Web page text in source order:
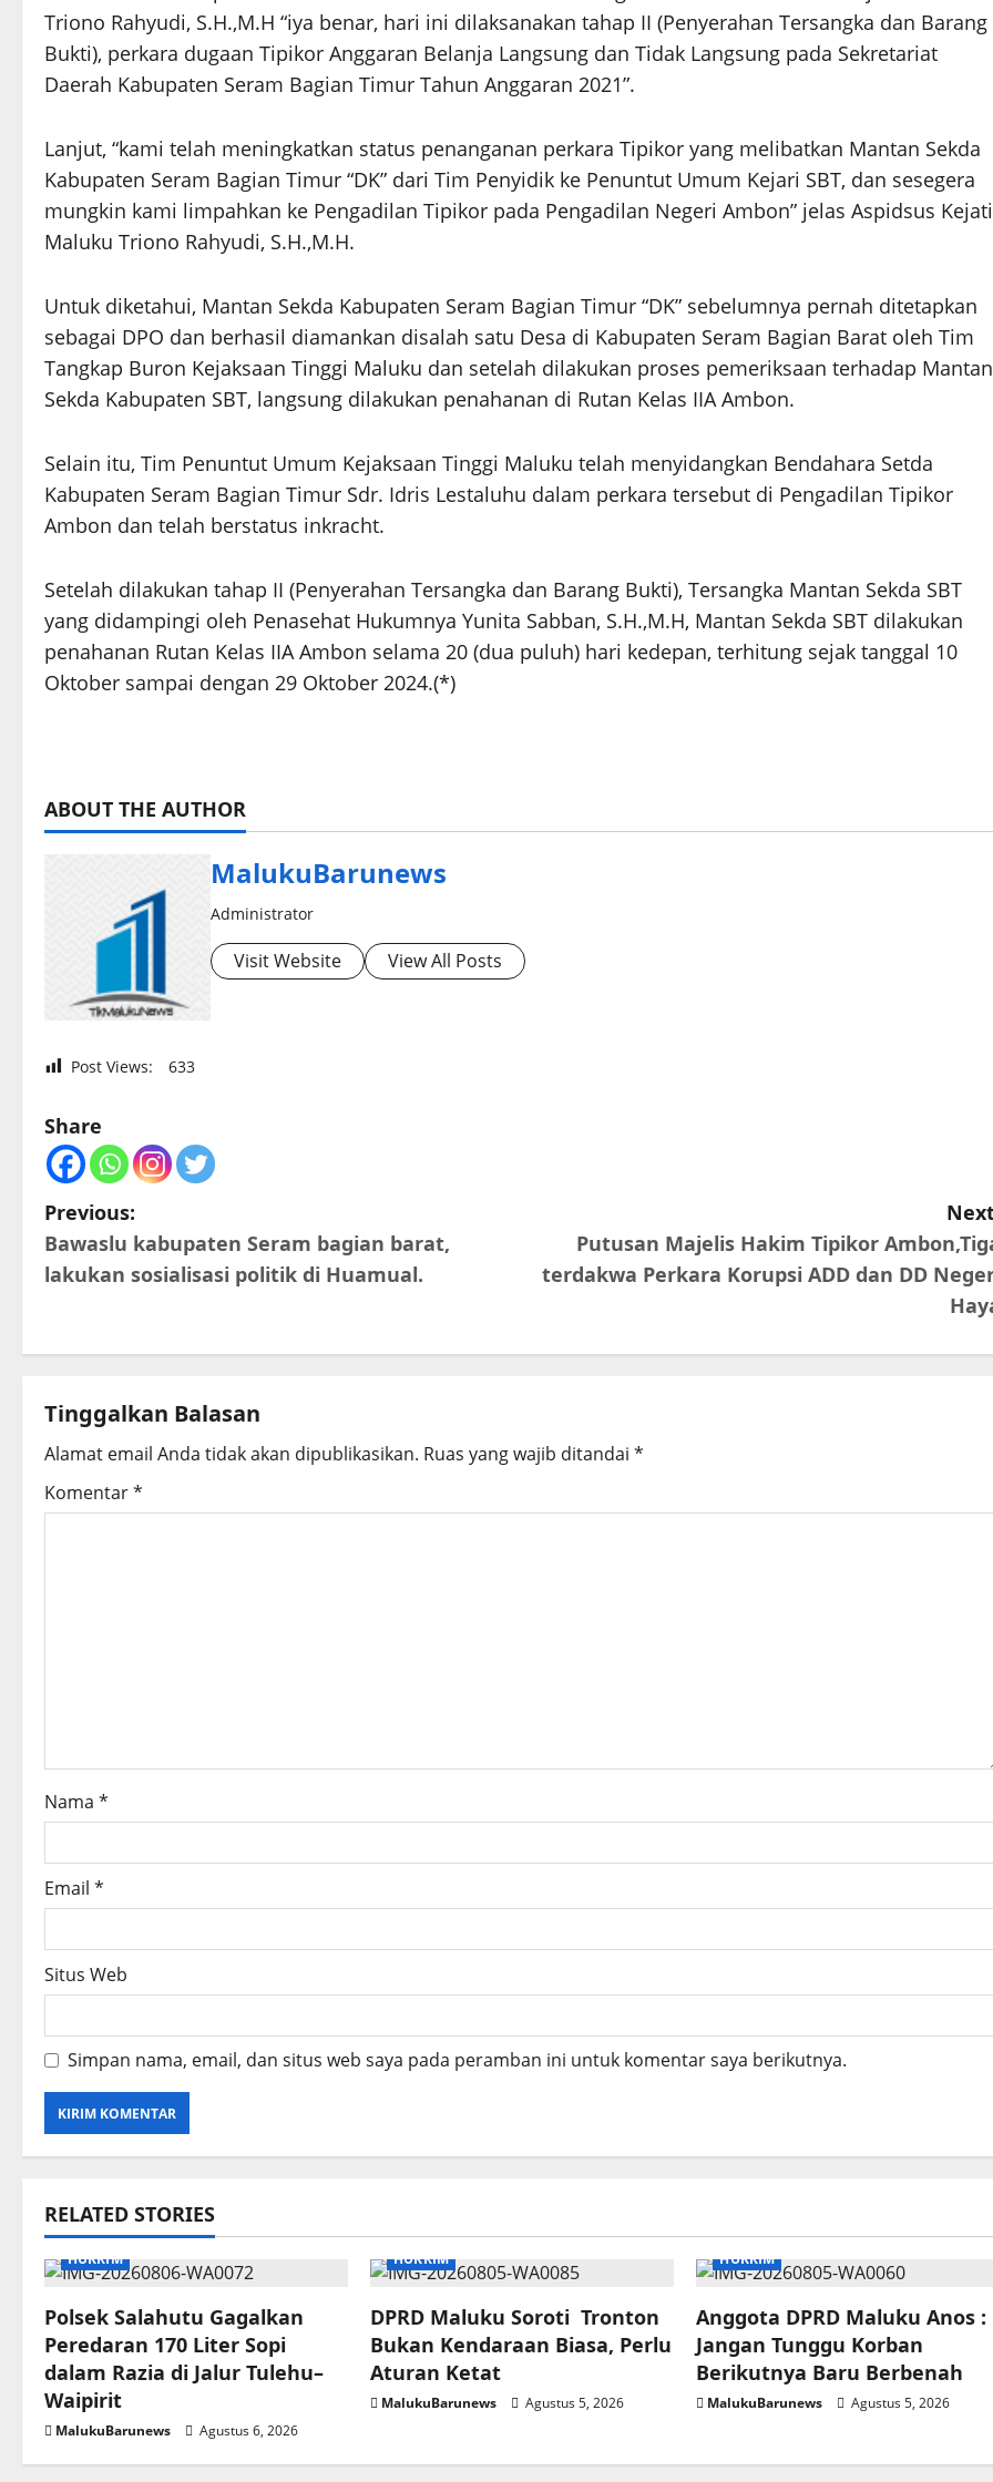
Triono Rahyudi, S.H.,M.H “iya benar, hari ini dilaksanakan tahap II (Penyerahan Tersangka dan Barang
Bukti), perkara dugaan Tipikor Anggaran Belanja Langsung dan Tidak Langsung pada Sekretariat
Daerah Kabupaten Seram Bagian Timur Tahun Anggaran 2021”.
Lanjut, “kami telah meningkatkan status penanganan perkara Tipikor yang melibatkan Mantan Sekda
Kabupaten Seram Bagian Timur “DK” dari Tim Penyidik ke Penuntut Umum Kejari SBT, dan sesegera
mungkin kami limpahkan ke Pengadilan Tipikor pada Pengadilan Negeri Ambon” jelas Aspidsus Kejati
Maluku Triono Rahyudi, S.H.,M.H.
Untuk diketahui, Mantan Sekda Kabupaten Seram Bagian Timur “DK” sebelumnya pernah ditetapkan
sebagai DPO dan berhasil diamankan disalah satu Desa di Kabupaten Seram Bagian Barat oleh Tim
Tangkap Buron Kejaksaan Tinggi Maluku dan setelah dilakukan proses pemeriksaan terhadap Mantan
Sekda Kabupaten SBT, langsung dilakukan penahanan di Rutan Kelas IIA Ambon.
Selain itu, Tim Penuntut Umum Kejaksaan Tinggi Maluku telah menyidangkan Bendahara Setda
Kabupaten Seram Bagian Timur Sdr. Idris Lestaluhu dalam perkara tersebut di Pengadilan Tipikor
Ambon dan telah berstatus inkracht.
Setelah dilakukan tahap II (Penyerahan Tersangka dan Barang Bukti), Tersangka Mantan Sekda SBT
yang didampingi oleh Penasehat Hukumnya Yunita Sabban, S.H.,M.H, Mantan Sekda SBT dilakukan
penahanan Rutan Kelas IIA Ambon selama 20 (dua puluh) hari kedepan, terhitung sejak tanggal 10
Oktober sampai dengan 29 Oktober 2024.(*)
ABOUT THE AUTHOR
MalukuBarunews
Administrator
Visit Website View All Posts
Post Views: 633
Share
P
o
t
n
a
v
o
n
Previous:
Bawaslu kabupaten Seram bagian barat,
lakukan sosialisasi politik di Huamual.
Putusan Majelis Hakim Tipikor
terdakwa Perkara Korupsi ADD dan DD
Tinggalkan Balasan
Alamat email Anda tidak akan dipublikasikan. Ruas yang wajib ditandai *
Komentar*
Nama *
Email *
Situs Web
Simpan nama, email, dan situs web saya pada peramban ini untuk komentar saya berikutnya.
RELATED STORIES
HUKRIM
Polsek Salahutu Gagalkan
Peredaran 170 Liter Sopi
dalam Razia di Jalur Tulehu–
Waipirit
MalukuBarunews Agustus 6, 2026
HUKRIM
DPRD Maluku Soroti Tronton
Bukan Kendaraan Biasa, Perlu
Aturan Ketat
MalukuBarunews Agustus 5, 2026
HUKRIM
Anggota DPRD Maluku Anos :
Jangan Tunggu Korban
Berikutnya Baru Berbenah
MalukuBarunews Agustus 5, 2026